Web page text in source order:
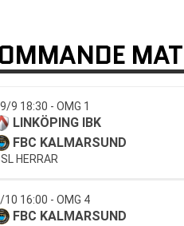
9 18:30 - OMG 1
LINKÖPING IBK
FBC KALMARSUND
HERRAR
10 16:00 - OMG 4
FBC KALMARSUND